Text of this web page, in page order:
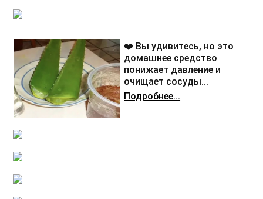
❤️ Вы удивитесь, но это
домашнее средство
понижает давление и
очищает сосуды...
Подробнее...